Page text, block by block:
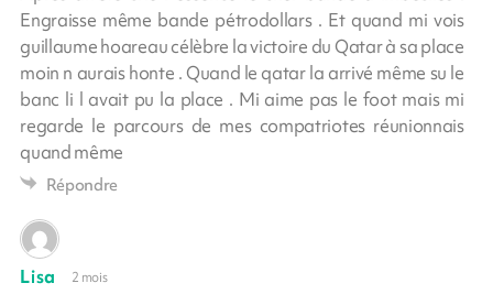
Engraisse même bande pétrodollars . Et quand mi vois
guillaume hoareau célèbre la victoire du Qatar à sa place
moin n aurais honte . Quand le qatar la arrivé même su le
banc li l avait pu la place . Mi aime pas le foot mais mi
regarde le parcours de mes compatriotes réunionnais
quand même
Répondre
Lisa 2 mois